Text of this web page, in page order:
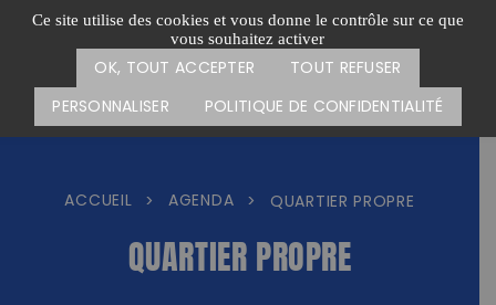
Ce site utilise des cookies et vous donne le contrôle sur ce que
vous souhaitez activer
OK, TOUT ACCEPTER
TOUT REFUSER
PERSONNALISER
POLITIQUE DE CONFIDENTIALITÉ
Passer
Menu
CARTE DES ACTIONS FAIRE UN DON
ACCUEIL > AGENDA > QUARTIER PROPRE
QUARTIER PROPRE